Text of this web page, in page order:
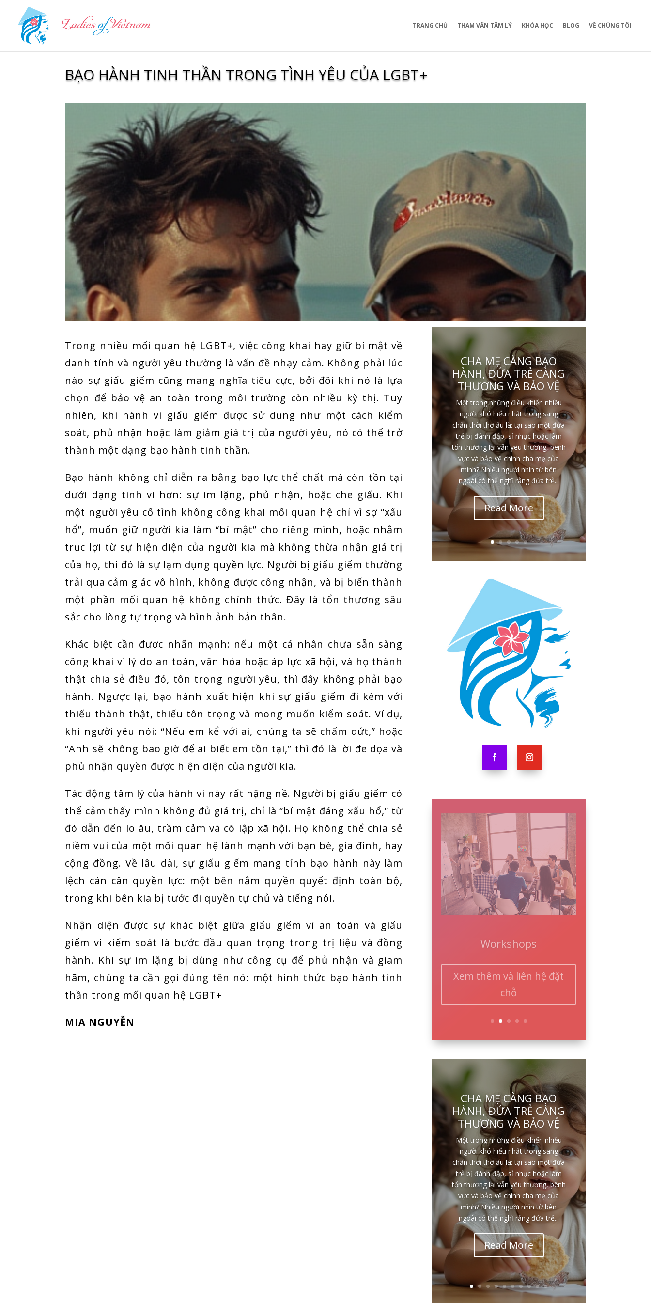
TRANG CHỦ THAM VẤN TÂM LÝ KHÓA HỌC BLOG VỀ CHÚNG TÔI
BẠO HÀNH TINH THẦN TRONG TÌNH YÊU CỦA LGBT+
Trong nhiều mối quan hệ LGBT+, việc công khai hay giữ bí mật về
danh tính và người yêu thường là vấn đề nhạy cảm. Không phải lúc
nào sự giấu giếm cũng mang nghĩa tiêu cực, bởi đôi khi nó là lựa
chọn để bảo vệ an toàn trong môi trường còn nhiều kỳ thị. Tuy
nhiên, khi hành vi giấu giếm được sử dụng như một cách kiểm
soát, phủ nhận hoặc làm giảm giá trị của người yêu, nó có thể trở
thành một dạng bạo hành tinh thần.
Bạo hành không chỉ diễn ra bằng bạo lực thể chất mà còn tồn tại
dưới dạng tinh vi hơn: sự im lặng, phủ nhận, hoặc che giấu. Khi
một người yêu cố tình không công khai mối quan hệ chỉ vì sợ “xấu
hổ”, muốn giữ người kia làm “bí mật” cho riêng mình, hoặc nhằm
trục lợi từ sự hiện diện của người kia mà không thừa nhận giá trị
của họ, thì đó là sự lạm dụng quyền lực. Người bị giấu giếm thường
trải qua cảm giác vô hình, không được công nhận, và bị biến thành
một phần mối quan hệ không chính thức. Đây là tổn thương sâu
sắc cho lòng tự trọng và hình ảnh bản thân.
Khác biệt cần được nhấn mạnh: nếu một cá nhân chưa sẵn sàng
công khai vì lý do an toàn, văn hóa hoặc áp lực xã hội, và họ thành
thật chia sẻ điều đó, tôn trọng người yêu, thì đây không phải bạo
hành. Ngược lại, bạo hành xuất hiện khi sự giấu giếm đi kèm với
thiếu thành thật, thiếu tôn trọng và mong muốn kiểm soát. Ví dụ,
khi người yêu nói: “Nếu em kể với ai, chúng ta sẽ chấm dứt,” hoặc
“Anh sẽ không bao giờ để ai biết em tồn tại,” thì đó là lời đe dọa và
phủ nhận quyền được hiện diện của người kia.
Tác động tâm lý của hành vi này rất nặng nề. Người bị giấu giếm có
thể cảm thấy mình không đủ giá trị, chỉ là “bí mật đáng xấu hổ,” từ
đó dẫn đến lo âu, trầm cảm và cô lập xã hội. Họ không thể chia sẻ
niềm vui của một mối quan hệ lành mạnh với bạn bè, gia đình, hay
cộng đồng. Về lâu dài, sự giấu giếm mang tính bạo hành này làm
lệch cán cân quyền lực: một bên nắm quyền quyết định toàn bộ,
trong khi bên kia bị tước đi quyền tự chủ và tiếng nói.
Nhận diện được sự khác biệt giữa giấu giếm vì an toàn và giấu
giếm vì kiểm soát là bước đầu quan trọng trong trị liệu và đồng
hành. Khi sự im lặng bị dùng như công cụ để phủ nhận và giam
hãm, chúng ta cần gọi đúng tên nó: một hình thức bạo hành tinh
thần trong mối quan hệ LGBT+
MIA NGUYỄN
CHA MẸ CÀNG BẠO
HÀNH, ĐỨA TRẺ CÀNG
THƯƠNG VÀ BẢO VỆ
Một trong những điều khiến nhiều
người khó hiểu nhất trong sang
chấn thời thơ ấu là: tại sao một đứa
trẻ bị đánh đập, sỉ nhục hoặc làm
tổn thương lại vẫn yêu thương, bênh
vực và bảo vệ chính cha mẹ của
mình? Nhiều người nhìn từ bên
ngoài có thể nghĩ rằng đứa trẻ...
Read More
Tư vấn tâm lý 1-1
Xem thêm và liên hệ đặt
chỗ
CHA MẸ CÀNG BẠO
HÀNH, ĐỨA TRẺ CÀNG
THƯƠNG VÀ BẢO VỆ
Một trong những điều khiến nhiều
người khó hiểu nhất trong sang
chấn thời thơ ấu là: tại sao một đứa
trẻ bị đánh đập, sỉ nhục hoặc làm
tổn thương lại vẫn yêu thương, bênh
vực và bảo vệ chính cha mẹ của
mình? Nhiều người nhìn từ bên
ngoài có thể nghĩ rằng đứa trẻ...
Read More